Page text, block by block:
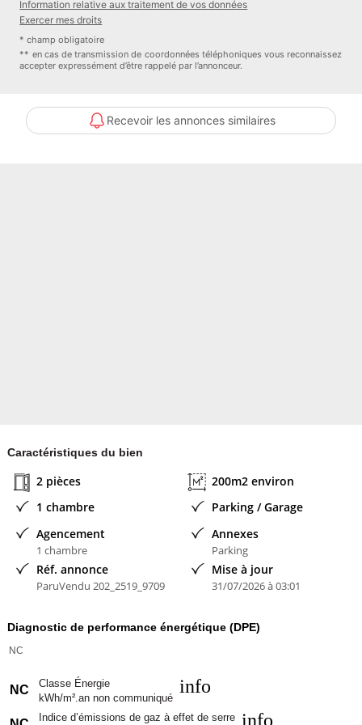
CENTURY 21 Pyrénées Immo
Information relative aux traitement de vos données
Exercer mes droits
* champ obligatoire
** en cas de transmission de coordonnées téléphoniques vous reconnaissez
accepter expressément d’être rappelé par l’annonceur.
Recevoir les annonces similaires
Caractéristiques du bien
2 pièces
200m2 environ
1 chambre
Parking / Garage
Agencement
1 chambre
Annexes
Parking
Réf. annonce
ParuVendu 202_2519_9709
Mise à jour
31/07/2026 à 03:01
Diagnostic de performance énergétique (DPE)
NC
NC
Classe Énergie
kWh/m².an non communiqué
info
Indice d’émissions de gaz à effet de serre info